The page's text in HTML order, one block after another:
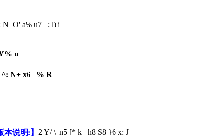
; N Q' a% u7 _; l) j
u
^: N+ x6 _% R
说明:】 2 Y/ \ n5 [* k+ h8 S8 }6 x: J